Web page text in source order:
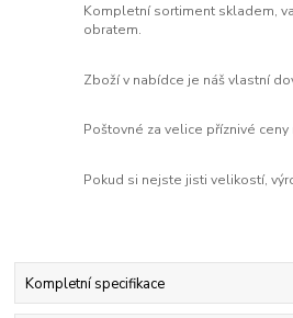
Kompletní sortiment skladem,
obratem.
Zboží v nabídce je náš vlastní
Poštovné za velice příznivé
Pokud si nejste jisti velikostí,
Kompletní specifikace